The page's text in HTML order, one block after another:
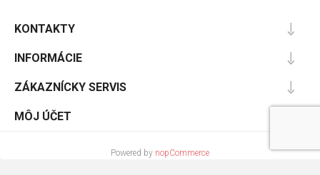
KONTAKTY
INFORMÁCIE
ZÁKAZNÍCKY SERVIS
MÔJ ÚČET
Powered by nopCommerce